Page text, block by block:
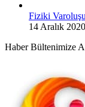
Fiziki
14 Aralık 2020
Haber Bültenimize